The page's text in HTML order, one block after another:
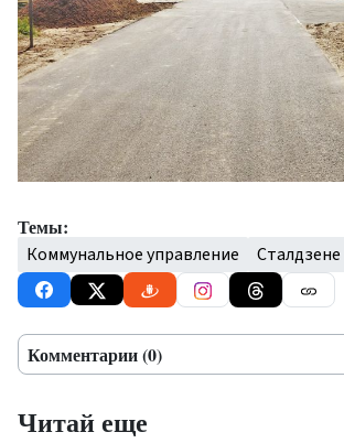
Темы:
Коммунальное управление Сталдзене
Комментарии (0)
Читай еще